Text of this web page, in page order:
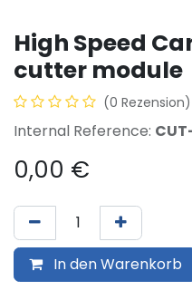
High Speed
cutter module
(0 Rezension)
Internal Reference:
0,00 €
In den Warenkorb